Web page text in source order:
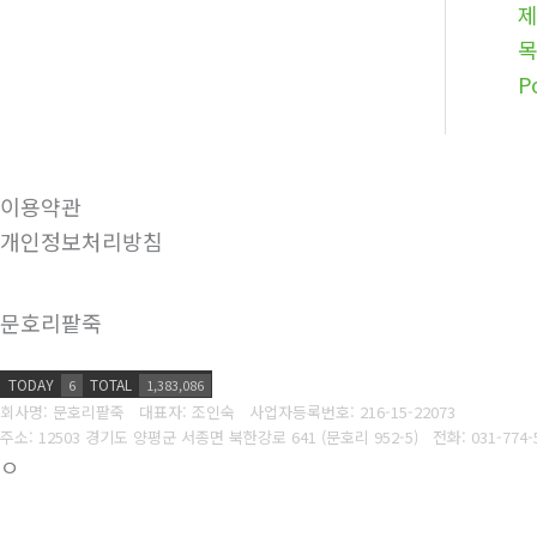
이용약관
개인정보처리방침
문호리팥죽
TODAY 6 TOTAL 1,383,086
회사명: 문호리팥죽 대표자: 조인숙 사업자등록번호: 216-15-22073
주소: 12503 경기도 양평군 서종면 북한강로 641 (문호리 952-5) 전화: 031-
ㅇ